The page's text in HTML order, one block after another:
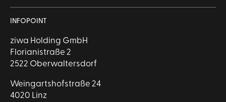
INFOPOINT
ziwa Holding GmbH
Florianistraße 2
2522 Oberwaltersdorf
Weingartshofstraße 24
4020 Linz